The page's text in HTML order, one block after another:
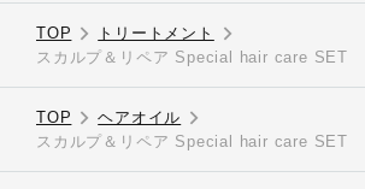
TOP
トリートメント
スカルプ＆リペア Special hair care SET
TOP
ヘアオイル
スカルプ＆リペア Special hair care SET